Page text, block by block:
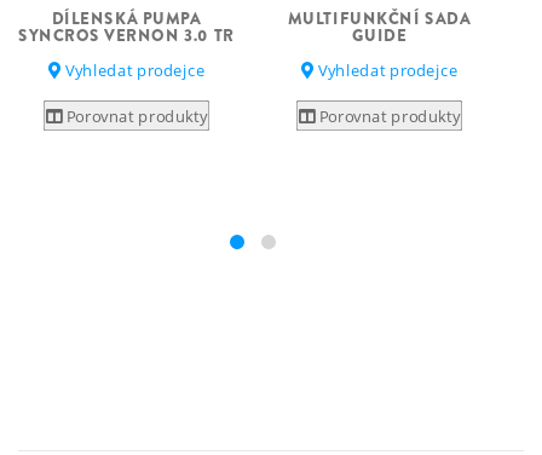
DÍLENSKÁ PUMPA
SYNCROS VERNON 3.0 TR
Vyhledat prodejce
Porovnat produkty
MULTIFUNKČNÍ SADA
GUIDE
Vyhledat prodejce
Porovnat produkty